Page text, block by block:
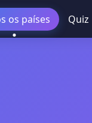
os países Quiz